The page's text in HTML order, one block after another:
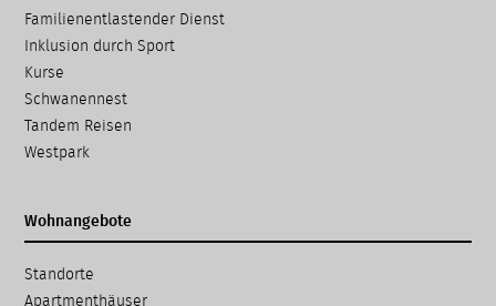
Navigation
überspringen
Familien­entlastender Dienst
Inklusion durch Sport
Kurse
Schwanennest
Tandem Reisen
Westpark
Wohnangebote
Navigation
überspringen
Standorte
Apartmenthäuser